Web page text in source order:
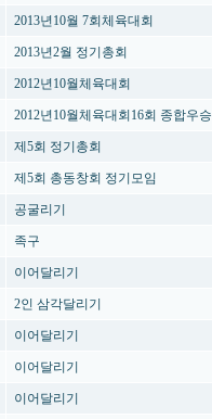
2013년10월 7회체육대회
2013년2월 정기총회
2012년10월체육대회
2012년10월체육대회16회 종합우승
제5회 정기총회
제5회 총동창회 정기모임
공굴리기
족구
이어달리기
2인 삼각달리기
이어달리기
이어달리기
이어달리기